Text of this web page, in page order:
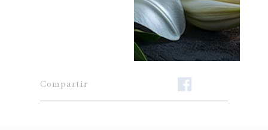
Compartir